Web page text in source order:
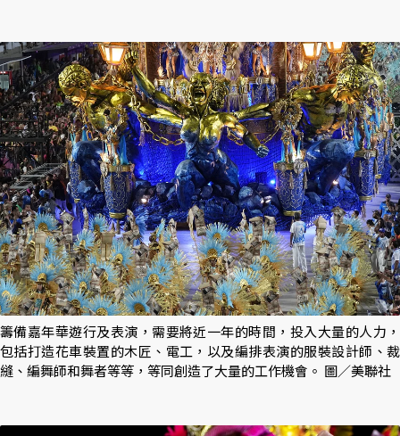
籌備嘉年華遊行及表演，需要將近一年的時間，投入大量的人力，
包括打造花車裝置的木匠、電工，以及編排表演的服裝設計師、裁
縫、編舞師和舞者等等，等同創造了大量的工作機會。 圖／美聯社